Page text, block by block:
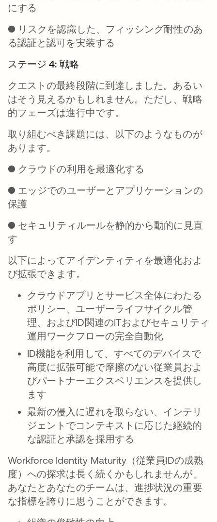
にする
● リスクを認識した、フィッシング耐性のあ
る認証と認可を実装する
ステージ 4: 戦略
クエストの最終段階に到達しました。あるい
はそう見えるかもしれません。ただし、戦略
的フェーズは進行中です。
取り組むべき課題には、以下のようなものが
あります。
● クラウドの利用を最適化する
● エッジでのユーザーとアプリケーションの
保護
● セキュリティルールを静的から動的に見直
す
以下によってアイデンティティを最適化およ
び拡張できます。
クラウドアプリとサービス全体にわたる
ポリシー、ユーザーライフサイクル管
理、およびID関連のITおよびセキュリティ
運用ワークフローの完全自動化
ID機能を利用して、すべてのデバイスで
高度に拡張可能で摩擦のない従業員およ
びパートナーエクスペリエンスを提供し
ます
最新の侵入に遅れを取らない、インテリ
ジェントでコンテキストに応じた継続的
な認証と承認を採用する
Workforce Identity Maturity（従業員IDの成熟
度）への探求は長く続くかもしれませんが、
あなたとあなたのチームは、進捗状況の重要
な指標を誇りに思うことができます。